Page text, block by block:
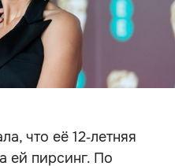
что её 12‑летняя
ей пирсинг. По